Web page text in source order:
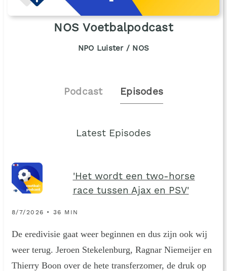
NOS Voetbalpodcast
NPO Luister / NOS
Podcast Episodes
Latest Episodes
'Het wordt een two-horse
race tussen Ajax en PSV'
8/7/2026 • 36 MIN
De eredivisie gaat weer beginnen en dus zijn ook wij
weer terug. Jeroen Stekelenburg, Ragnar Niemeijer en
Thierry Boon over de hete transferzomer, de druk op